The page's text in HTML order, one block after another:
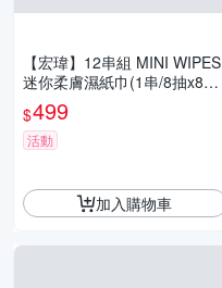
【宏瑋】12串組 MINI WIPES
迷你柔膚濕紙巾(1串/8抽x8小
包) 嬰兒濕紙巾 擦拭巾 濕巾
隨身包
$499
活動
加入購物車